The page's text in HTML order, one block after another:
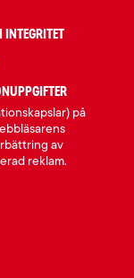
INTEGRITET
på
av
reklam.